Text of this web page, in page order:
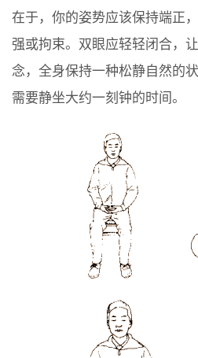
在于，你的姿势应该保持端正
强或拘束。双眼应轻轻闭合，
念，全身保持一种松静自然的
需要静坐大约一刻钟的时间。